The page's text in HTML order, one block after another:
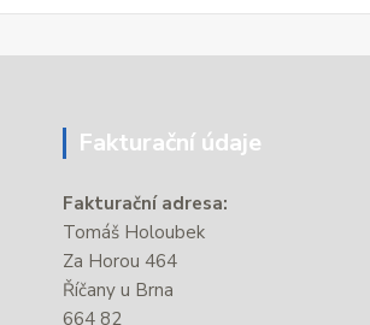
Fakturační údaje
Fakturační adresa:
Tomáš Holoubek
Za Horou 464
Říčany u Brna
664 82